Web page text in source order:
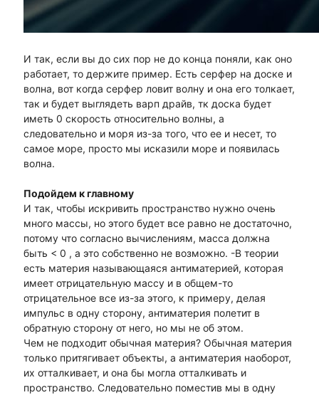
И так, если вы до сих пор не до конца поняли, как оно
работает, то держите пример. Есть серфер на доске и
волна, вот когда серфер ловит волну и она его толкает,
так и будет выглядеть варп драйв, тк доска будет
иметь 0 скорость относительно волны, а
следовательно и моря из-за того, что ее и несет, то
самое море, просто мы исказили море и появилась
волна.
Подойдем к главному
И так, чтобы искривить пространство нужно очень
много массы, но этого будет все равно не достаточно,
потому что согласно вычислениям, масса должна
быть < 0 , а это собственно не возможно. -В теории
есть материя называющаяся антиматерией, которая
имеет отрицательную массу и в общем-то
отрицательное все из-за этого, к примеру, делая
импульс в одну сторону, антиматерия полетит в
обратную сторону от него, но мы не об этом.
Чем не подходит обычная материя? Обычная материя
только притягивает объекты, а антиматерия наоборот,
их отталкивает, и она бы могла отталкивать и
пространство. Следовательно поместив мы в одну